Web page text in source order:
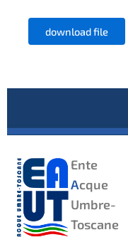
download file
Ente
Acque
Umbre-
Toscane